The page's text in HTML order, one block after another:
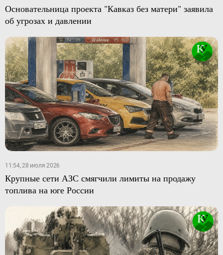
Основательница проекта "Кавказ без матери" заявила
об угрозах и давлении
11:54, 28 июля 2026
Крупные сети АЗС смягчили лимиты на продажу
топлива на юге России